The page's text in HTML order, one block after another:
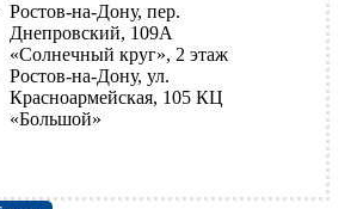
Ростов-на-Дону, пер.
Днепровский, 109А
«Солнечный круг», 2 этаж
Ростов-на-Дону, ул.
Красноармейская, 105 КЦ
«Большой»